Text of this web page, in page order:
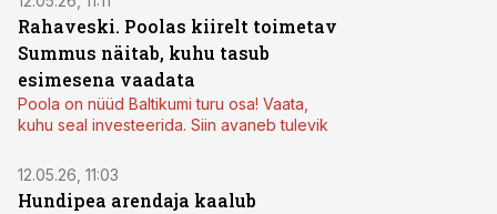
Rahaveski. Poolas kiirelt toimetav
Summus näitab, kuhu tasub
esimesena vaadata
Poola on nüüd Baltikumi turu osa! Vaata,
kuhu seal investeerida. Siin avaneb tulevik
12.05.26, 11:03
Hundipea arendaja kaalub